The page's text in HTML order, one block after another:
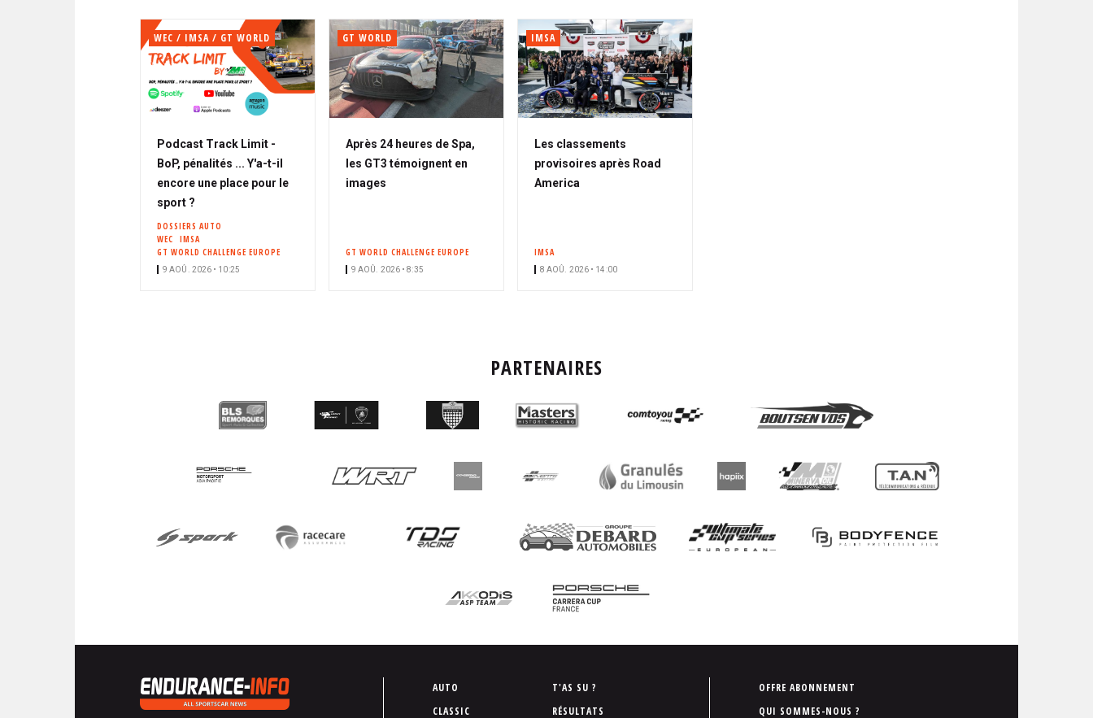
WEC / IMSA / GT WORLD
Podcast Track Limit -
BoP, pénalités ... Y'a-t-il
encore une place pour le
sport ?
DOSSIERS AUTO
WEC
IMSA
GT WORLD CHALLENGE EUROPE
9 AOÛ. 2026 • 10:25
GT WORLD
Après 24 heures de Spa,
les GT3 témoignent en
images
GT WORLD CHALLENGE EUROPE
9 AOÛ. 2026 • 8:35
IMSA
Les classements
provisoires après Road
America
IMSA
8 AOÛ. 2026 • 14:00
PARTENAIRES
P
i
AUTO
CLASSIC
T'AS SU ?
RÉSULTATS
P
i
OFFRE ABONNEMENT
QUI SOMMES-NOUS ?